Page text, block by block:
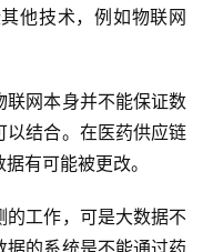
他技术，例如物联网
联网本身并不能保证数
以结合。在医药供应链
有可能被更改。
的工作，可是大数据不